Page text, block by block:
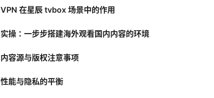
VPN 在星辰 tvbox 场景中的作用
实操：一步步搭建海外观看国内内容的环境
内容源与版权注意事项
性能与隐私的平衡